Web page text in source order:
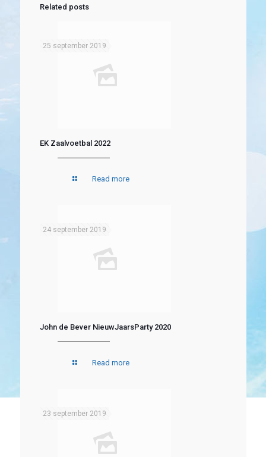
Related posts
25 september 2019
EK Zaalvoetbal 2022
Read more
24 september 2019
John de Bever NieuwJaarsParty 2020
Read more
23 september 2019